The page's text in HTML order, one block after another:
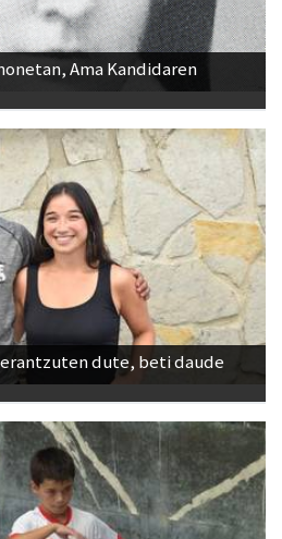
Ama Kandidaren
dute, beti daude